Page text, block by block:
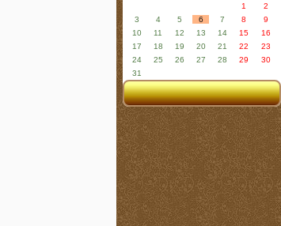
1
2
3
4 5 6 7 8
9
10
11 12 13 14 15
16
17
18 19 20 21 22
23
24
25 26 27 28 29
30
31